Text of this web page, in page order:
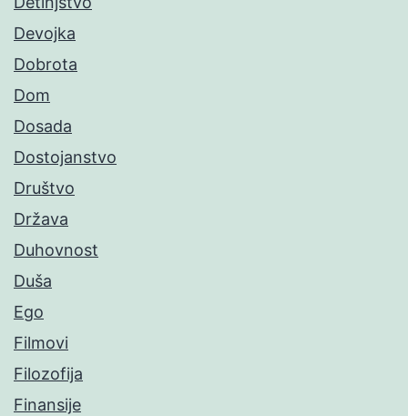
Devojka
Dobrota
Dom
Dosada
Dostojanstvo
Društvo
Država
Duhovnost
Duša
Ego
Filmovi
Filozofija
Finansije